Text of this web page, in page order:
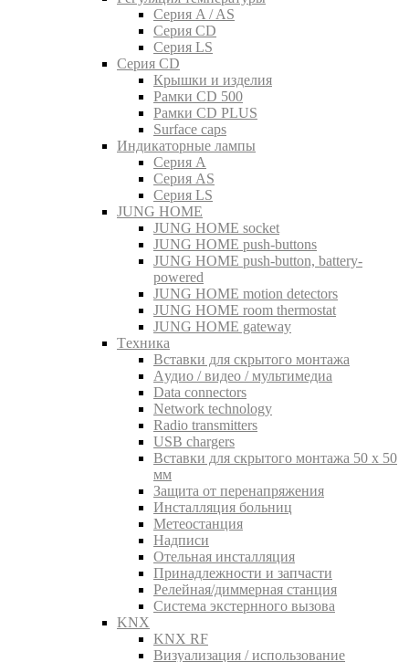
Серия A / AS
Серия CD
Серия LS
Серия CD
Крышки и изделия
Рамки CD 500
Рамки CD PLUS
Surface caps
Индикаторные лампы
Серия A
Серия AS
Серия LS
JUNG HOME
JUNG HOME socket
JUNG HOME push-buttons
JUNG HOME push-button, battery-
powered
JUNG HOME motion detectors
JUNG HOME room thermostat
JUNG HOME gateway
Tехника
Вставки для скрытого монтажа
Aудио / видео / мультимедиа
Data connectors
Network technology
Radio transmitters
USB chargers
Вставки для скрытого монтажа 50 x 50
мм
Защита от перенапряжения
Инсталляция больниц
Метеостанция
Надписи
Отельная инсталляция
Принадлежности и запчасти
Релейная/диммерная станция
Система экстернного вызова
KNX
KNX RF
Визуализация / использование